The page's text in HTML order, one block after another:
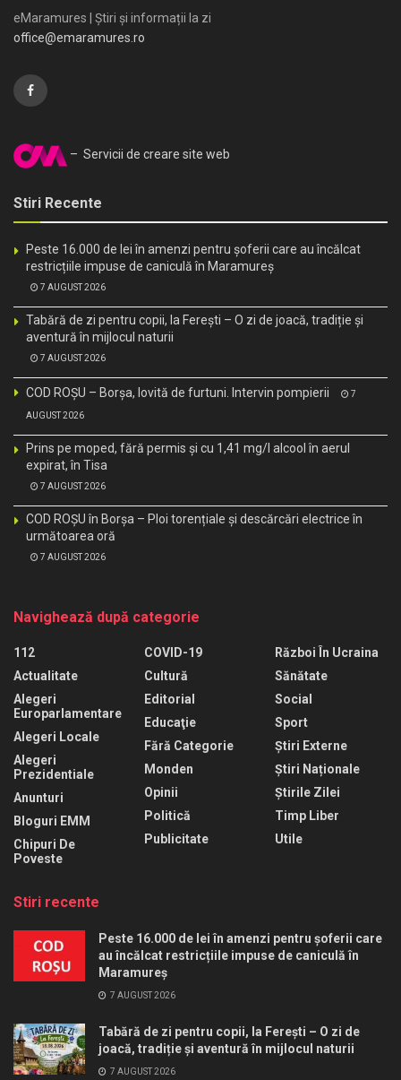
eMaramures | Știri și informații la zi
office@emaramures.ro
– Servicii de creare site web
Stiri Recente
Peste 16.000 de lei în amenzi pentru șoferii care au încălcat
restricțiile impuse de caniculă în Maramureș
7 AUGUST 2026
Tabără de zi pentru copii, la Ferești – O zi de joacă, tradiție și
aventură în mijlocul naturii
7 AUGUST 2026
COD ROȘU – Borșa, lovită de furtuni. Intervin pompierii 7
AUGUST 2026
Prins pe moped, fără permis și cu 1,41 mg/l alcool în aerul
expirat, în Tisa
7 AUGUST 2026
COD ROȘU în Borșa – Ploi torențiale și descărcări electrice în
următoarea oră
7 AUGUST 2026
Navighează după categorie
112
Actualitate
Alegeri
Europarlamentare
Alegeri Locale
Alegeri
Prezidentiale
Anunturi
Bloguri EMM
Chipuri De
Poveste
COVID-19
Cultură
Editorial
Educaţie
Fără Categorie
Monden
Opinii
Politică
Publicitate
Război În Ucraina
Sănătate
Social
Sport
Știri Externe
Știri Naționale
Știrile Zilei
Timp Liber
Utile
Stiri recente
Peste 16.000 de lei în amenzi pentru șoferii care
au încălcat restricțiile impuse de caniculă în
Maramureș
7 AUGUST 2026
Tabără de zi pentru copii, la Ferești – O zi de
joacă, tradiție și aventură în mijlocul naturii
7 AUGUST 2026